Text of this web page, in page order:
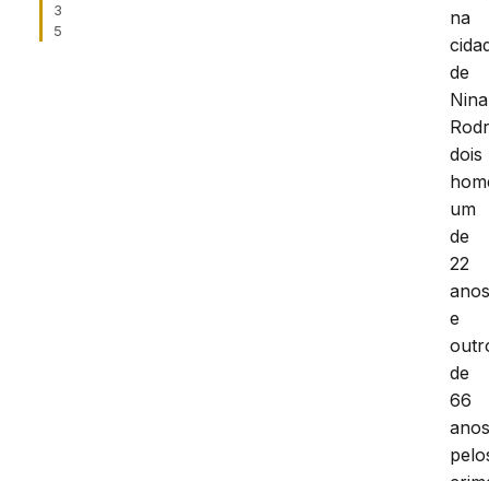
3
5
na
de
Nina
dois
um
de
22
e
de
66